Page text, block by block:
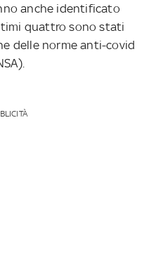
anche identificato
quattro sono stati
delle norme anti-covid